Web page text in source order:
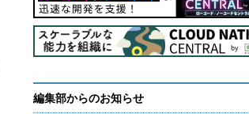
編集部からのお知らせ